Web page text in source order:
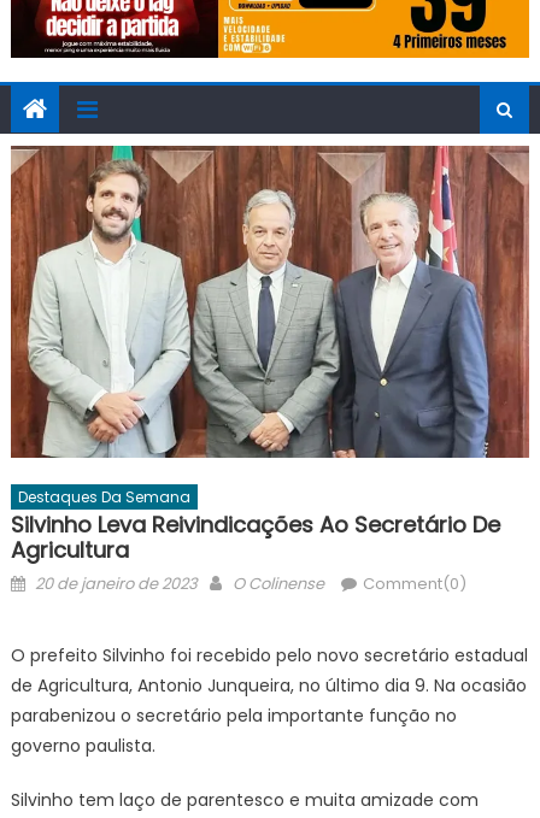
Destaques Da Semana
Silvinho Leva Reivindicações Ao Secretário De
Agricultura
Posted
20 de janeiro de 2023 Author
O Colinense Comment(0)
O prefeito Silvinho foi recebido pelo novo secretário estadual
de Agricultura, Antonio Junqueira, no último dia 9. Na ocasião
parabenizou o secretário pela importante função no
governo paulista.
Silvinho tem laço de parentesco e muita amizade com